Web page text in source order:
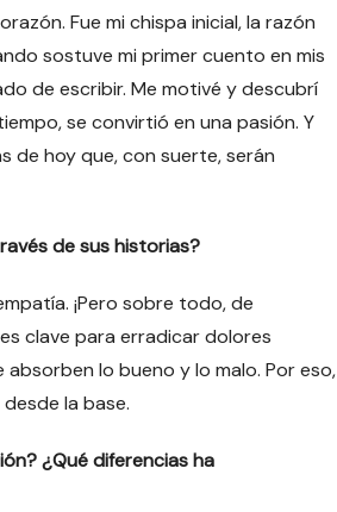
Fue mi chispa inicial, la razón
sostuve mi primer cuento en mis
de escribir. Me motivé y descubrí
se convirtió en una pasión. Y
de hoy que, con suerte, serán
de sus historias?
¡Pero sobre todo, de
clave para erradicar dolores
lo bueno y lo malo. Por eso,
la base.
¿Qué diferencias ha